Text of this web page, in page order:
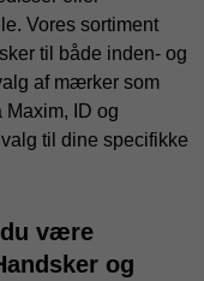
Vores sortiment
til både inden- og
af mærker som
ID og
til dine specifikke
være
og